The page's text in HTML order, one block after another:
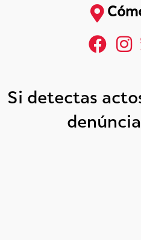
Si detectas